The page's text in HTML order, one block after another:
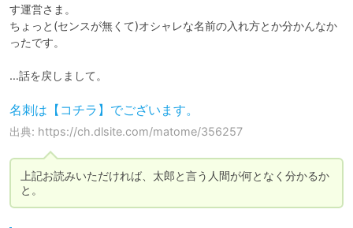
す運営さま。
ちょっと(センスが無くて)オシャレな名前の入れ方とか分かんなか
ったです。
…話を戻しまして。
名刺は【コチラ】でございます。
出典: https://ch.dlsite.com/matome/356257
上記お読みいただければ、太郎と言う人間が何となく分かるか
と。